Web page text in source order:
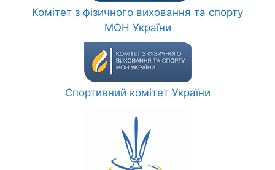
Комітет з фізичного виховання та спорту
МОН України
Спортивний комітет України